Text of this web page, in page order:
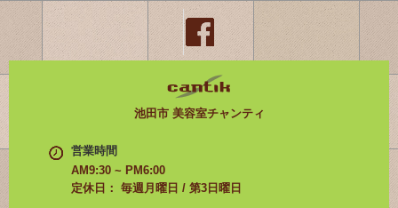
池田市 美容室チャンティ
営業時間
AM9:30 ~ PM6:00
定休日： 毎週月曜日 / 第3日曜日